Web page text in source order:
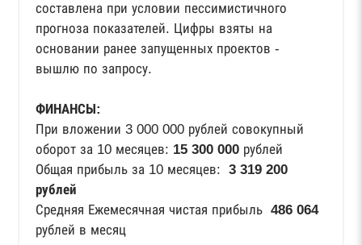
составлена при условии пессимистичного
прогноза показателей. Цифры взяты на
основании ранее запущенных проектов -
вышлю по запросу.
ФИНАНСЫ:
При вложении 3 000 000 рублей совокупный
оборот за 10 месяцев: 15 300 000 рублей
Общая прибыль за 10 месяцев: 3 319 200
рублей
Средняя Ежемесячная чистая прибыль 486 064
рублей в месяц